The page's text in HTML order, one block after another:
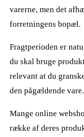
varerne, men det
forretningens bopæl.
Fragtperioden er
du skal bruge
relevant at du
den pågældende vare.
Mange online
række af deres